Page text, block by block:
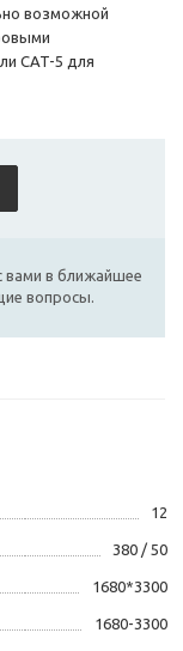
возможной
CAT-5 для
вами в ближайшее
вопросы.
12
380 / 50
1680*3300
1680-3300